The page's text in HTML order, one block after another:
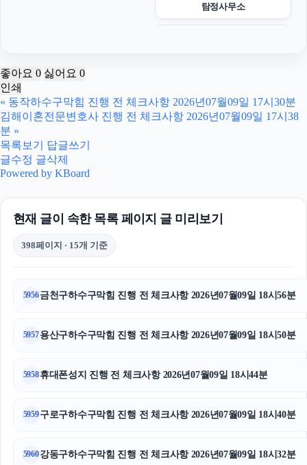
탐정사무소
이혼변호사
용인마약변호사
이혼재산분할
폰테크
인스타그램 팔로워
좋아요 0 싫어요 0
인쇄
« 동작하수구막힘 진행 전 체크사항 2026년07월09일 17시30분
김해이혼전문변호사 진행 전 체크사항 2026년07월09일 17시38
분 »
목록보기
답글쓰기
글수정 글삭제
Powered by KBoard
현재 글이 속한 목록 페이지 글 미리보기
398페이지 · 15개 기준
5956금천구하수구막힘 진행 전 체크사항 2026년07월09일 18시56분
5957용산구하수구막힘 진행 전 체크사항 2026년07월09일 18시50분
5958휴대폰성지 진행 전 체크사항 2026년07월09일 18시44분
5959구로구하수구막힘 진행 전 체크사항 2026년07월09일 18시40분
5960강동구하수구막힘 진행 전 체크사항 2026년07월09일 18시32분